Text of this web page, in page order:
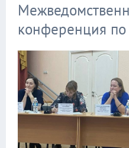
конференция